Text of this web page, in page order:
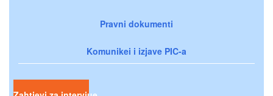
Pravni dokumenti
Komunikei i izjave PIC-a